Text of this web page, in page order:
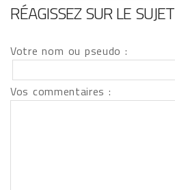
RÉAGISSEZ SUR LE SUJET
Votre nom ou pseudo :
Vos commentaires :